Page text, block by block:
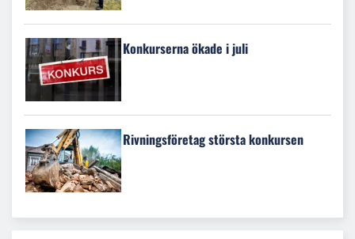
Konkurserna ökade i juli
Rivningsföretag största konkursen